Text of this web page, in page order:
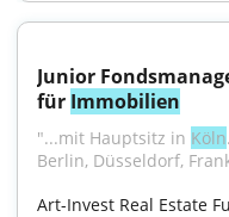
Junior
für Immobilien
"...mit Hauptsitz in Köln
Berlin, Düsseldorf,
Art-Invest Real Estate